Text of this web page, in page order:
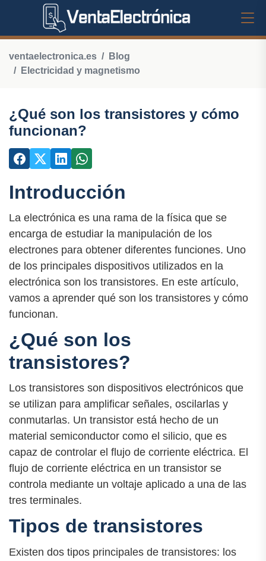
ventaelectronica.es
Blog
Electricidad y magnetismo
¿Qué son los transistores y cómo
funcionan?
Introducción
La electrónica es una rama de la física que se
encarga de estudiar la manipulación de los
electrones para obtener diferentes funciones. Uno
de los principales dispositivos utilizados en la
electrónica son los transistores. En este artículo,
vamos a aprender qué son los transistores y cómo
funcionan.
¿Qué son los
transistores?
Los transistores son dispositivos electrónicos que
se utilizan para amplificar señales, oscilarlas y
conmutarlas. Un transistor está hecho de un
material semiconductor como el silicio, que es
capaz de controlar el flujo de corriente eléctrica. El
flujo de corriente eléctrica en un transistor se
controla mediante un voltaje aplicado a una de las
tres terminales.
Tipos de transistores
Existen dos tipos principales de transistores: los